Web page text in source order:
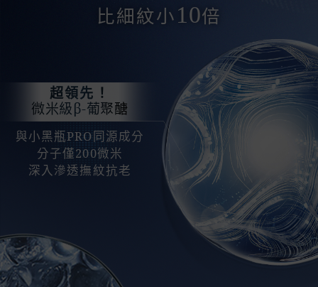
比細紋小10倍
超領先！
微米級β-葡聚醣
與小黑瓶PRO同源成分
分子僅200微米
深入滲透撫紋抗老